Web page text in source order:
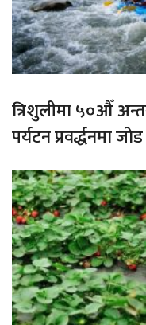
त्रिशुलीमा ५०औँ
पर्यटन प्रवर्द्धनमा जोड